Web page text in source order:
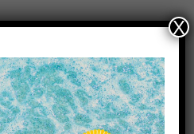
προστατευτική θήκη (& θηλή
ξύλο οξιάς και χάντρες
X